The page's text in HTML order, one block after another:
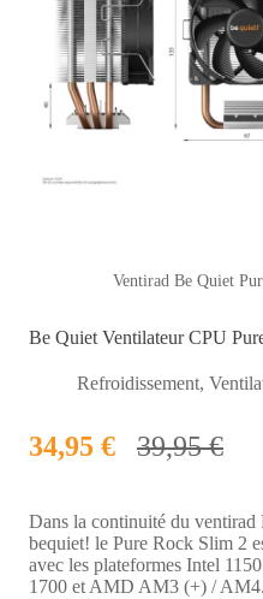
Ventirad Be Quiet
Be Quiet Ventilateur CPU
Refroidissement,
34,95 € 39,95 €
Dans la continuité du ventirad
bequiet! le Pure Rock Slim 2
avec les plateformes Intel
1700 et AMD AM3 (+) /